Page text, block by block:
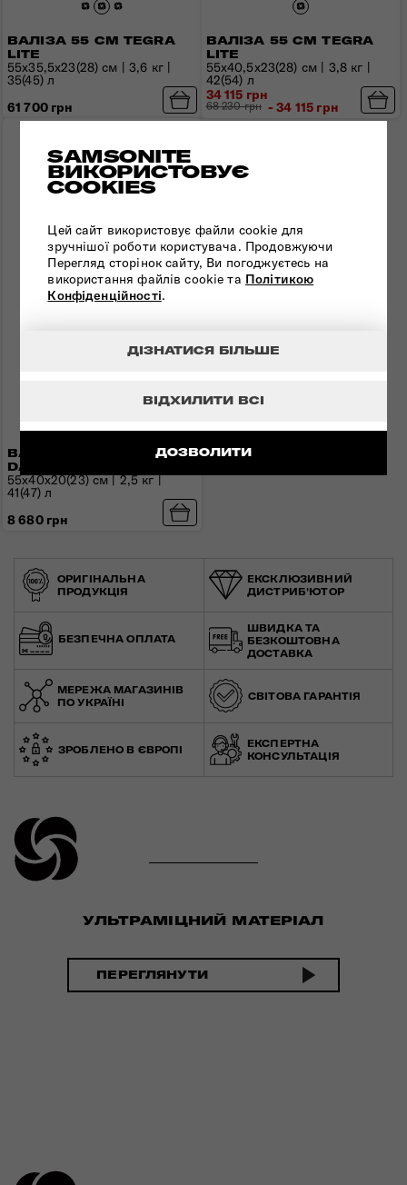
SAMSONITE
ВИКОРИСТОВУЄ
COOKIES
Цей сайт використовує файли cookie для
зручнішої роботи користувача. Продовжуючи
Перегляд сторінок сайту, Ви погоджуєтесь на
використання файлів cookie та Політикою
Конфіденційності.
ДОЗВОЛИТИ
ВІДХИЛИТИ ВСІ
ДІЗНАТИСЯ БІЛЬШЕ
ВАЛІЗА 55 СМ TEGRA
LITE
55х35,5х23(28) см | 3,6 кг |
35(45) л
61 700 грн
ВАЛІЗА 55 СМ TEGRA
LITE
55х40,5х23(28) см | 3,8 кг |
42(54) л
34 115 грн
68 230 грн - 34 115 грн
ВАЛІЗА 55 СМ
DASHPOP
55x40x20(23) см | 2,5 кг |
41(47) л
8 680 грн
ОРИГІНАЛЬНА
ПРОДУКЦІЯ
ЕКСКЛЮЗИВНИЙ
ДИСТРИБ'ЮТОР
БЕЗПЕЧНА ОПЛАТА
ШВИДКА ТА
БЕЗКОШТОВНА
ДОСТАВКА
МЕРЕЖА МАГАЗИНІВ
ПО УКРАЇНІ
СВІТОВА ГАРАНТІЯ
ЗРОБЛЕНО В ЄВРОПІ
ЕКСПЕРТНА
КОНСУЛЬТАЦІЯ
УЛЬТРАМІЦНИЙ МАТЕРІАЛ
ПЕРЕГЛЯНУТИ